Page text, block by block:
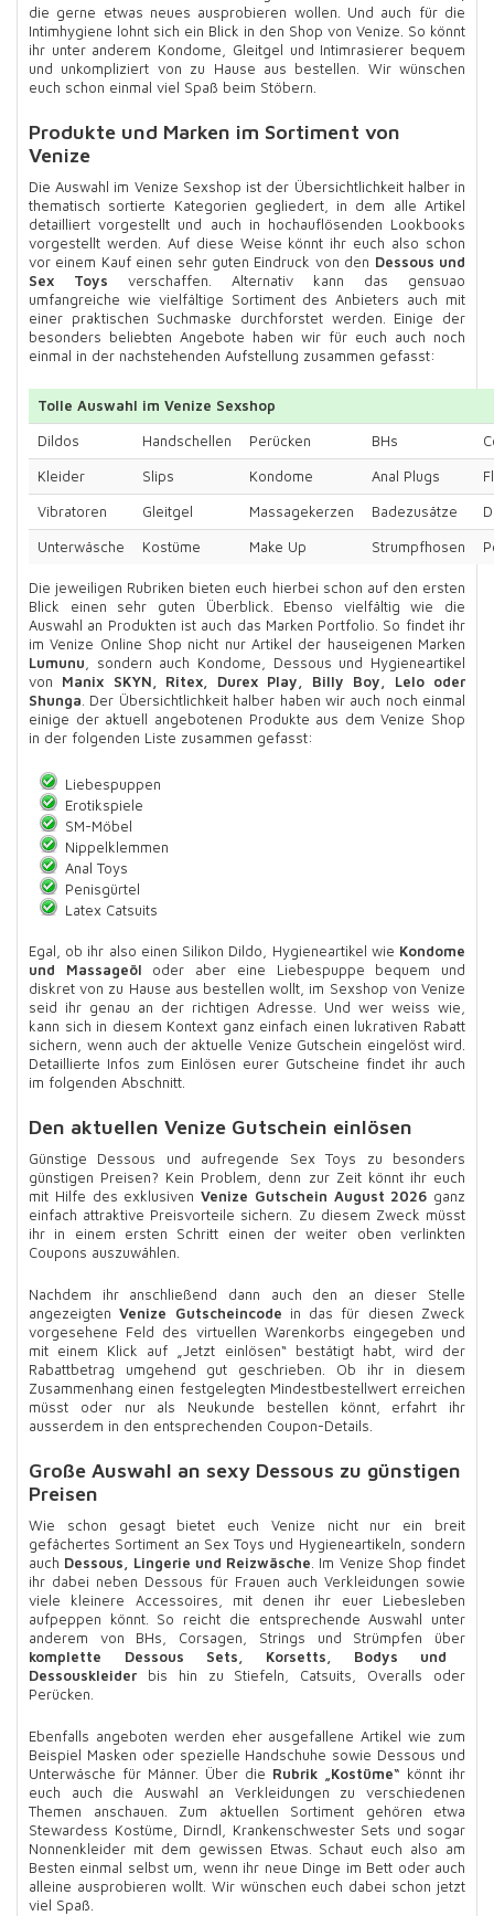
die gerne etwas neues ausprobieren wollen. Und auch für die
Intimhygiene lohnt sich ein Blick in den Shop von Venize. So könnt
ihr unter anderem Kondome, Gleitgel und Intimrasierer bequem
und unkompliziert von zu Hause aus bestellen. Wir wünschen
euch schon einmal viel Spaß beim Stöbern.
Produkte und Marken im Sortiment von
Venize
Die Auswahl im Venize Sexshop ist der Übersichtlichkeit halber in
thematisch sortierte Kategorien gegliedert, in dem alle Artikel
detailliert vorgestellt und auch in hochauflösenden Lookbooks
vorgestellt werden. Auf diese Weise könnt ihr euch also schon
vor einem Kauf einen sehr guten Eindruck von den Dessous und
Sex Toys verschaffen. Alternativ kann das gensuao
umfangreiche wie vielfältige Sortiment des Anbieters auch mit
einer praktischen Suchmaske durchforstet werden. Einige der
besonders beliebten Angebote haben wir für euch auch noch
einmal in der nachstehenden Aufstellung zusammen gefasst:
Tolle Auswahl im Venize Sexshop
Dildos
Handschellen Perücken BHs
Kleider
Slips Kondome Anal Plugs
Vibratoren
Gleitgel Massagekerzen Badezusätze
Unterwäsche
Kostüme Make Up Strumpfhosen
Die jeweiligen Rubriken bieten euch hierbei schon auf den ersten
Blick einen sehr guten Überblick. Ebenso vielfältig wie die
Auswahl an Produkten ist auch das Marken Portfolio. So findet ihr
im Venize Online Shop nicht nur Artikel der hauseigenen Marken
Lumunu, sondern auch Kondome, Dessous und Hygieneartikel
von Manix SKYN, Ritex, Durex Play, Billy Boy, Lelo oder
Shunga. Der Übersichtlichkeit halber haben wir auch noch einmal
einige der aktuell angebotenen Produkte aus dem Venize Shop
in der folgenden Liste zusammen gefasst:
Liebespuppen
Erotikspiele
SM-Möbel
Nippelklemmen
Anal Toys
Penisgürtel
Latex Catsuits
Egal, ob ihr also einen Silikon Dildo, Hygieneartikel wie Kondome
und Massageöl oder aber eine Liebespuppe bequem und
diskret von zu Hause aus bestellen wollt, im Sexshop von Venize
seid ihr genau an der richtigen Adresse. Und wer weiss wie,
kann sich in diesem Kontext ganz einfach einen lukrativen Rabatt
sichern, wenn auch der aktuelle Venize Gutschein eingelöst wird.
Detaillierte Infos zum Einlösen eurer Gutscheine findet ihr auch
im folgenden Abschnitt.
Den aktuellen Venize Gutschein einlösen
Günstige Dessous und aufregende Sex Toys zu besonders
günstigen Preisen? Kein Problem, denn zur Zeit könnt ihr euch
mit Hilfe des exklusiven Venize Gutschein August 2026 ganz
einfach attraktive Preisvorteile sichern. Zu diesem Zweck müsst
ihr in einem ersten Schritt einen der weiter oben verlinkten
Coupons auszuwählen.
Nachdem ihr anschließend dann auch den an dieser Stelle
angezeigtenVenize Gutscheincode in das für diesen Zweck
vorgesehene Feld des virtuellen Warenkorbs eingegeben und
mit einem Klick auf „Jetzt einlösen“ bestätigt habt, wird der
Rabattbetrag umgehend gut geschrieben. Ob ihr in diesem
Zusammenhang einen festgelegten Mindestbestellwert erreichen
müsst oder nur als Neukunde bestellen könnt, erfahrt ihr
ausserdem in den entsprechenden Coupon-Details.
Große Auswahl an sexy Dessous zu günstigen
Preisen
Wie schon gesagt bietet euch Venize nicht nur ein breit
gefächertes Sortiment an Sex Toys und Hygieneartikeln, sondern
auch Dessous, Lingerie und Reizwäsche . Im Venize Shop findet
ihr dabei neben Dessous für Frauen auch Verkleidungen sowie
viele kleinere Accessoires, mit denen ihr euer Liebesleben
aufpeppen könnt. So reicht die entsprechende Auswahl unter
anderem von BHs, Corsagen, Strings und Strümpfen über
komplette Dessous Sets, Korsetts, Bodys und
Dessouskleider bis hin zu Stiefeln, Catsuits, Overalls oder
Perücken.
Ebenfalls angeboten werden eher ausgefallene Artikel wie zum
Beispiel Masken oder spezielle Handschuhe sowie Dessous und
Unterwäsche für Männer. Über die Rubrik „Kostüme“ könnt ihr
euch auch die Auswahl an Verkleidungen zu verschiedenen
Themen anschauen. Zum aktuellen Sortiment gehören etwa
Stewardess Kostüme, Dirndl, Krankenschwester Sets und sogar
Nonnenkleider mit dem gewissen Etwas. Schaut euch also am
Besten einmal selbst um, wenn ihr neue Dinge im Bett oder auch
alleine ausprobieren wollt. Wir wünschen euch dabei schon jetzt
viel Spaß.